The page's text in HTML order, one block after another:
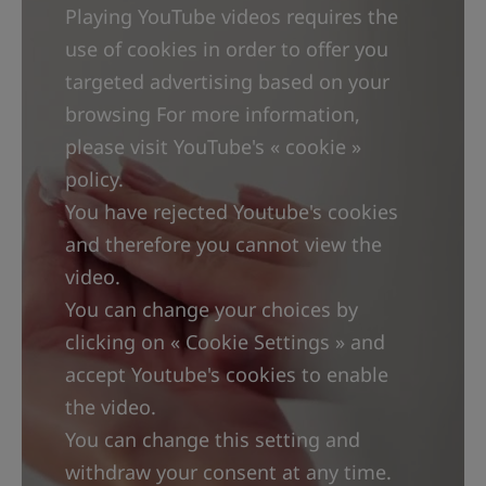
συστατικό επανόρθωσης που προέρχεται από
το ιαματικό Νερό της Avène, βοηθά την
επιδερμική επανόρθωση.
• ΕΞΥΓΙΑΙΝΕΙ τις ερεθισμένες περιοχές. Ο
συνδυασμός θειϊκού χαλκού
• θειϊκού ψευδάργυρου περιορίζει τον κίνδυνο
πολλαπλασιασμού των βακτηριδίων.
• ΚΑΤΑΠΡΑΫΝΕΙ το αίσθημα δυσφορίας.
Πλούσια σε ιαματικό Νερό της Avène, η
Cicalfate+ Επανορθωτική Προστατευτική Κρέμα
συνιστάται για την ανακούφιση του
ευαίσθητου δέρματος, των κοκκινίλων και των
ερεθισμών.
ΥΦΉ
Playing YouTube videos requires the
use of cookies in order to offer you
targeted advertising based on your
browsing For more information,
please visit YouTube's « cookie »
policy.
You have rejected Youtube's cookies
and therefore you cannot view the
video.
You can change your choices by
clicking on « Cookie Settings » and
accept Youtube's cookies to enable
the video.
You can change this setting and
withdraw your consent at any time.